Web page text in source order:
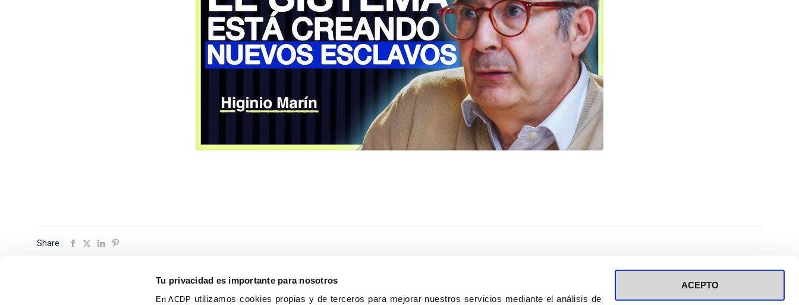
Tu privacidad es importante para nosotros
En ACDP utilizamos cookies propias y de terceros para mejorar nuestros servicios mediante el análisis de
ACEPTO
Share